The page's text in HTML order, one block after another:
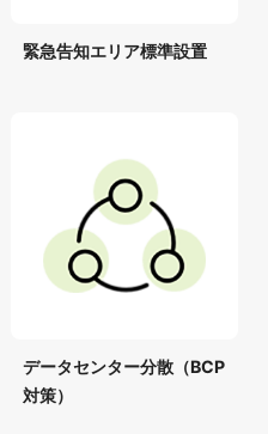
緊急告知エリア標準設置
データセンター分散（BCP
対策）